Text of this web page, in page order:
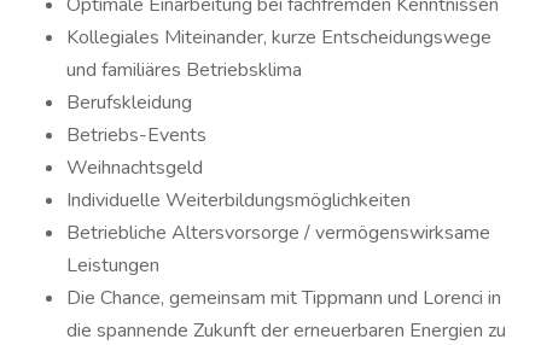
Kollegiales Miteinander, kurze Entscheidungswege
und familiäres Betriebsklima
Berufskleidung
Betriebs-Events
Weihnachtsgeld
Individuelle Weiterbildungsmöglichkeiten
Betriebliche Altersvorsorge / vermögenswirksame
Leistungen
Die Chance, gemeinsam mit Tippmann und Lorenci in
die spannende Zukunft der erneuerbaren Energien zu